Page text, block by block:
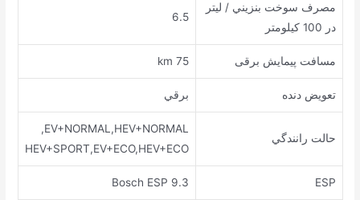
ﻣﺼﺮﻑ ﺳﻮﺧﺖ ﺑﻨﺰﻳﻨﻲ / لیتر
در 100 کیلومتر
6.5
ﻣﺴﺎﻓﺖ ﭘﻴﻤﺎﻳﺶ برقی 75 km
ﺗﻌﻮﻳﺾ ﺩﻧﺪﻩ ﺑﺮﻗﻲ
ﺣﺎﻟﺖ ﺭﺍﻧﻨﺪﮔﻲ
EV+NORMAL,HEV+NORMAL,
HEV+SPORT,EV+ECO,HEV+ECO
ESP
Bosch ESP 9.3